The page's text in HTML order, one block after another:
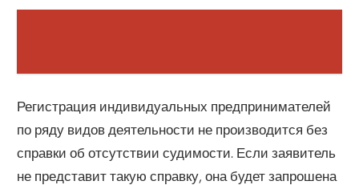
Регистрация индивидуальных предпринимателей
по ряду видов деятельности не производится без
справки об отсутствии судимости. Если заявитель
не представит такую справку, она будет запрошена